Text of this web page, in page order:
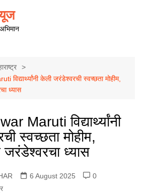
केली जरंडेश्वरची स्वच्छता मोहीम,
ध्यास
Maruti विद्यार्थ्यांनी
स्वच्छता मोहीम,
जरंडेश्वरचा ध्यास
6 August 2025
0